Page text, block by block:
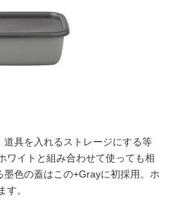
具を入れるストレージにする等
ワイトと組み合わせて使っても相
色の蓋はこの+Grayに初採用。ホ
す。